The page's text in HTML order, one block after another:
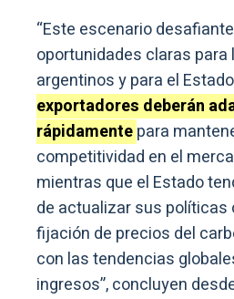
“Este escenario
oportunidades claras
argentinos y para el
exportadores deberán
rápidamentepara
competitividad en el
mientras que el Estado
de actualizar sus políticas
fijación de precios del
con las tendencias
ingresos”, concluyen